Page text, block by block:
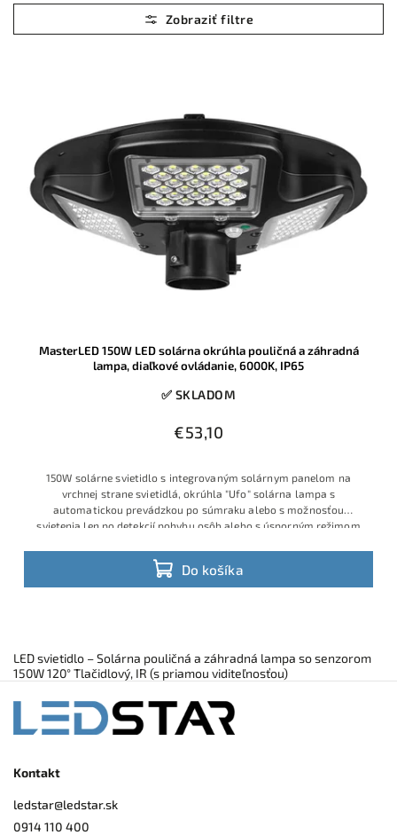
Najlacnejšie
Najdrahšie
MasterLED 150W LED solárna okrúhla pouličná a záhradná
lampa, diaľkové ovládanie, 6000K, IP65
✅ SKLADOM
€53,10
Do košíka
150W solárne svietidlo s integrovaným solárnym panelom na
vrchnej strane svietidlá, okrúhla "Ufo" solárna lampa s
automatickou prevádzkou po súmraku alebo s možnosťou
svietenia len po detekcií pohybu osôb alebo s úsporným režimom
LED svietidlo – Solárna pouličná a záhradná lampa so senzorom
150W 120° Tlačidlový, IR (s priamou viditeľnosťou)
Kontakt
ledstar@ledstar.sk
0914 110 400